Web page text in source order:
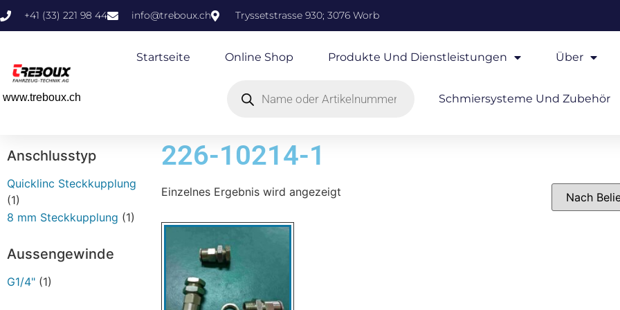
+41 (33) 221 98 44 info@treboux.ch Tryssetstrasse 930; 3076 Worb
www.treboux.ch
Startseite Online Shop Produkte Und Dienstleistungen Über
Schmiersysteme Und Zubehör
Anschlusstyp
Quicklinc Steckkupplung
(1)
8 mm Steckkupplung (1)
Aussengewinde
G1/4" (1)
226-10214-1
Einzelnes Ergebnis wird angezeigt